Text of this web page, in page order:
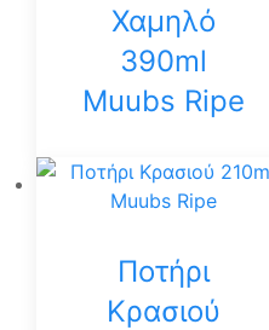
Χαμηλό
390ml
Muubs Ripe
Ποτήρι
Κρασιού